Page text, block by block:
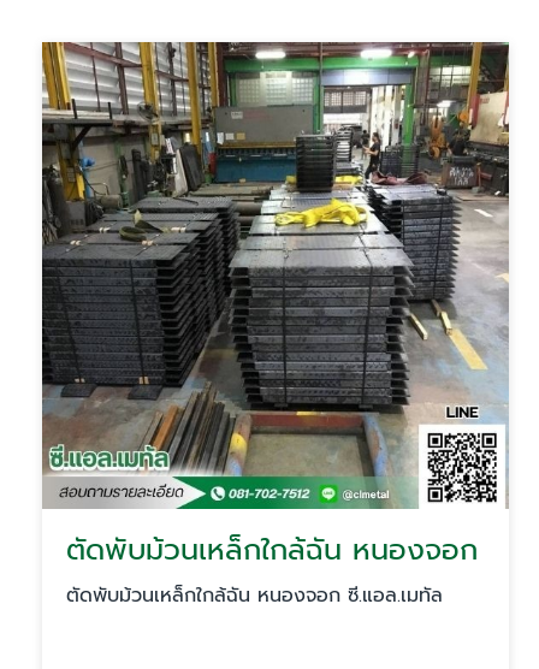
ตัดพับม้วนเหล็กใกล้ฉัน หนองจอก
ตัดพับม้วนเหล็กใกล้ฉัน หนองจอก ซี.แอล.เมทัล